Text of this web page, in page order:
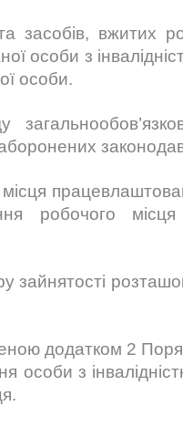
засобів, вжитих
особи з
особи.
робочого
зайнятості
додатком 2
особи з